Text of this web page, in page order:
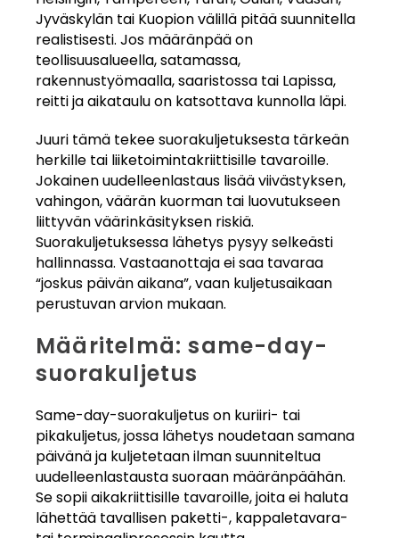
Jyväskylän tai Kuopion välillä pitää suunnitella
realistisesti. Jos määränpää on
teollisuusalueella, satamassa,
rakennustyömaalla, saaristossa tai Lapissa,
reitti ja aikataulu on katsottava kunnolla läpi.
Juuri tämä tekee suorakuljetuksesta tärkeän
herkille tai liiketoimintakriittisille tavaroille.
Jokainen uudelleenlastaus lisää viivästyksen,
vahingon, väärän kuorman tai luovutukseen
liittyvän väärinkäsityksen riskiä.
Suorakuljetuksessa lähetys pysyy selkeästi
hallinnassa. Vastaanottaja ei saa tavaraa
“joskus päivän aikana”, vaan kuljetusaikaan
perustuvan arvion mukaan.
Määritelmä: same-day-
suorakuljetus
Same-day-suorakuljetus on kuriiri- tai
pikakuljetus, jossa lähetys noudetaan samana
päivänä ja kuljetetaan ilman suunniteltua
uudelleenlastausta suoraan määränpäähän.
Se sopii aikakriittisille tavaroille, joita ei haluta
lähettää tavallisen paketti-, kappaletavara-